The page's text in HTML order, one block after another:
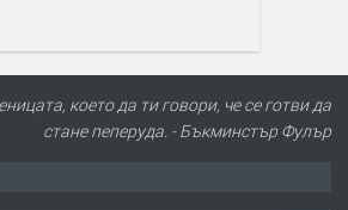
което да ти говори, че се готви да
стане пеперуда. - Бъкминстър Фулър